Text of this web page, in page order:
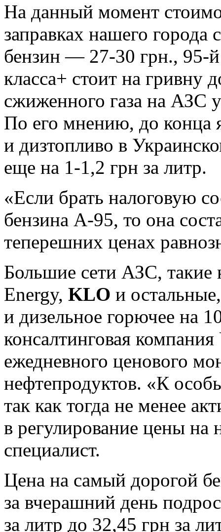
На данный момент
заправках нашего города
бензин — 27-30 грн., 95-
класса+ стоит на гривну
сжиженного газа на АЗС
По его мнению, до конца
и дизтопливо в
еще на 1-1,2 грн за литр.
«Если брать налоговую
бензина А-95, то она
теперешних ценах
Большие сети АЗС, такие
Energy, KLO и
и дизельное горючее на
консалтинговая
ежедневного ценового
нефтепродуктов. «К
так как тогда не менее
в регулирование цены
специалист.
Цена на самый дорогой
за вчерашний день
за литр до 32,45 грн за